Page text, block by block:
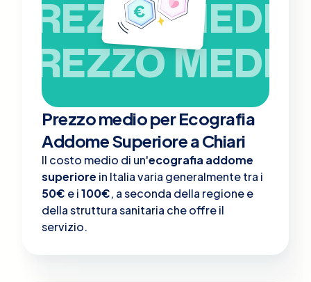
PREZZO MEDIO
PREZZO MEDIO
Prezzo medio per Ecografia
Addome Superiore a Chiari
Il costo medio di un'ecografia addome
superiore in Italia varia generalmente tra i
50€ e i100€, a seconda della regione e
della struttura sanitaria che offre il
servizio.